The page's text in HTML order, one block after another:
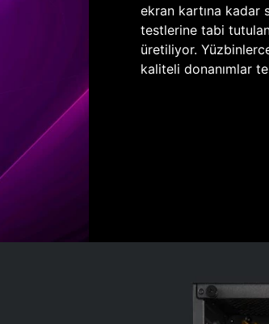
ekran kartına kadar
testlerine tabi
üretiliyor.
kaliteli donanımlar